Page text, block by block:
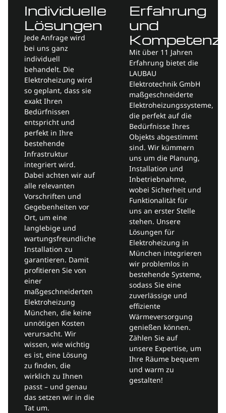
Erfahrung
und
Kompetenz
Mit über 11 Jahren
Erfahrung bietet die
LAUBAU
Elektrotechnik GmbH
maßgeschneiderte
Elektroheizungssysteme,
die perfekt auf die
Bedürfnisse Ihres
Objekts abgestimmt
sind. Wir kümmern
uns um die Planung,
Installation und
Inbetriebnahme,
wobei Sicherheit und
Funktionalität für
uns an erster Stelle
stehen. Unsere
Lösungen für
Elektroheizung in
München integrieren
wir problemlos in
bestehende Systeme,
sodass Sie eine
zuverlässige und
effiziente
Wärmeversorgung
genießen können.
Zählen Sie auf
unsere Expertise, um
Ihre Räume bequem
und warm zu
gestalten!
Individuelle
Lösungen
Jede Anfrage wird
bei uns ganz
individuell
behandelt. Die
Elektroheizung wird
so geplant, dass sie
exakt Ihren
Bedürfnissen
entspricht und
perfekt in Ihre
bestehende
Infrastruktur
integriert wird.
Dabei achten wir auf
alle relevanten
Vorschriften und
Gegebenheiten vor
Ort, um eine
langlebige und
wartungsfreundliche
Installation zu
garantieren. Damit
profitieren Sie von
einer
maßgeschneiderten
Elektroheizung
München, die keine
unnötigen Kosten
verursacht. Wir
wissen, wie wichtig
es ist, eine Lösung
zu finden, die
wirklich zu Ihnen
passt – und genau
das setzen wir in die
Tat um.